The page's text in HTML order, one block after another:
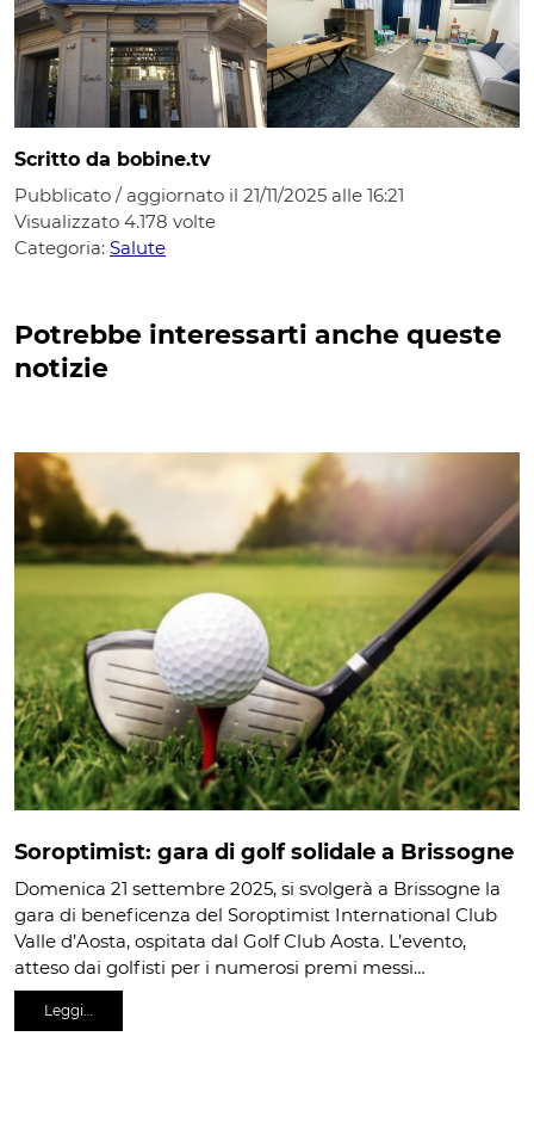
Scritto da bobine.tv
Pubblicato / aggiornato il 21/11/2025 alle 16:21
Visualizzato 4.178 volte
Categoria: Salute
Potrebbe interessarti anche queste
notizie
Soroptimist: gara di golf solidale a Brissogne
Domenica 21 settembre 2025, si svolgerà a Brissogne la
gara di beneficenza del Soroptimist International Club
Valle d’Aosta, ospitata dal Golf Club Aosta. L’evento,
atteso dai golfisti per i numerosi premi messi…
Leggi…